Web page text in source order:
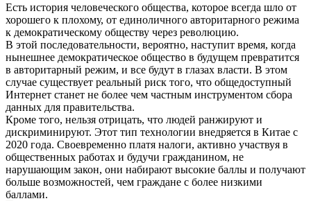
Есть история человеческого общества, которое всегда шло от
хорошего к плохому, от единоличного авторитарного режима
к демократическому обществу через революцию.
В этой последовательности, вероятно, наступит время, когда
нынешнее демократическое общество в будущем превратится
в авторитарный режим, и все будут в глазах власти. В этом
случае существует реальный риск того, что общедоступный
Интернет станет не более чем частным инструментом сбора
данных для правительства.
Кроме того, нельзя отрицать, что людей ранжируют и
дискриминируют. Этот тип технологии внедряется в Китае с
2020 года. Своевременно платя налоги, активно участвуя в
общественных работах и ​​будучи гражданином, не
нарушающим закон, они набирают высокие баллы и получают
больше возможностей, чем граждане с более низкими
баллами.